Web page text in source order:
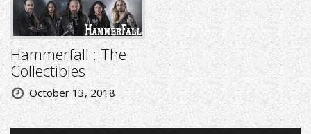
Hammerfall : The
Collectibles
October 13, 2018